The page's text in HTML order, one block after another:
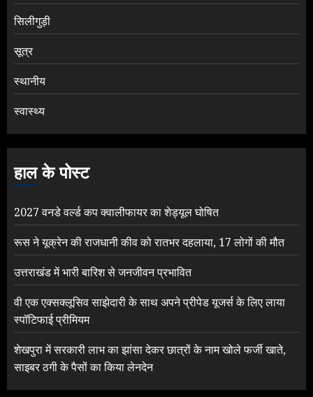
सिलीगुड़ी
सूत्र
स्थानीय
स्वास्थ्य
हाल के पोस्ट
2027 वनडे वर्ल्ड कप क्वालीफायर का शेड्यूल घोषित
रूस ने यूक्रेन की राजधानी कीव को रातभर दहलाया, 17 लोगों की मौत
उत्तराखंड में भारी बारिश से जनजीवन प्रभावित
वी एक एक्सक्लूसिव साझेदारी के साथ अपने प्रीपेड यूजर्स के लिए लाया
स्पॉटिफाई प्रीमियम
शेखपुरा में सरकारी लाभ का झांसा देकर छात्रों के नाम खोले फर्जी खाते,
साइबर ठगी के पैसों का किया लेनदेन